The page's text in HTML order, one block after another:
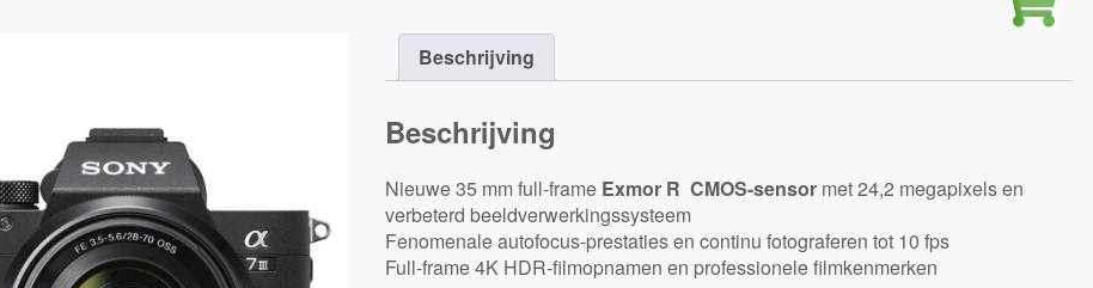
Beschrijving
Beschrijving
Nieuwe 35 mm full-frame Exmor R CMOS-sensor met 24,2 megapixels en
verbeterd beeldverwerkingssysteem
Fenomenale autofocus-prestaties en continu fotograferen tot 10 fps
Full-frame 4K HDR-filmopnamen en professionele filmkenmerken